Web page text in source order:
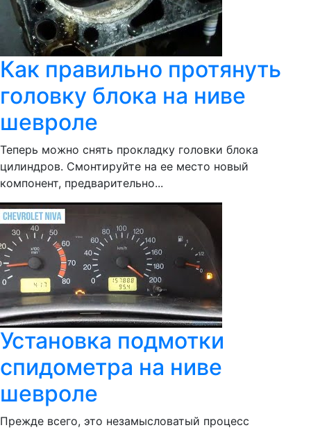
Как правильно протянуть
головку блока на ниве
шевроле
Теперь можно снять прокладку головки блока
цилиндров. Смонтируйте на ее место новый
компонент, предварительно...
Установка подмотки
спидометра на ниве
шевроле
Прежде всего, это незамысловатый процесс